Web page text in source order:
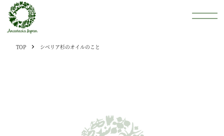
TOP シベリア杉のオイルのこと